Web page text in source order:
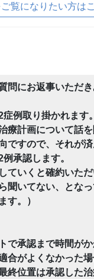
覧になりたい方は
問にお返事いただ
例取り掛かれます。
療計画について話
ですので、それが
承認します。
ていくと確約いた
聞いてない、とな
す。）
で承認まで時間が
合がよくなかった
終位置は承認した